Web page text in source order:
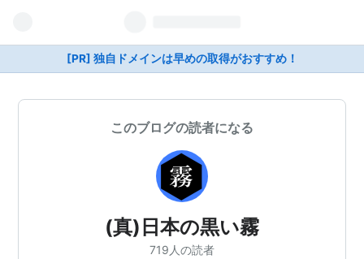
[PR] 独自ドメインは早めの取得がおすすめ！
このブログの読者になる
(真)日本の黒い霧
719人の読者